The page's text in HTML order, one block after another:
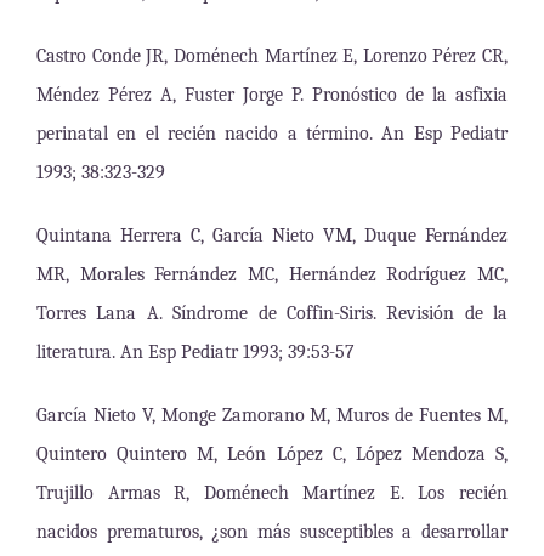
Castro Conde JR, Doménech Martínez E, Lorenzo Pérez CR,
Méndez Pérez A, Fuster Jorge P. Pronóstico de la asfixia
perinatal en el recién nacido a término. An Esp Pediatr
1993; 38:323-329
Quintana Herrera C, García Nieto VM, Duque Fernández
MR, Morales Fernández MC, Hernández Rodríguez MC,
Torres Lana A. Síndrome de Coffin-Siris. Revisión de la
literatura. An Esp Pediatr 1993; 39:53-57
García Nieto V, Monge Zamorano M, Muros de Fuentes M,
Quintero Quintero M, León López C, López Mendoza S,
Trujillo Armas R, Doménech Martínez E. Los recién
nacidos prematuros, ¿son más susceptibles a desarrollar